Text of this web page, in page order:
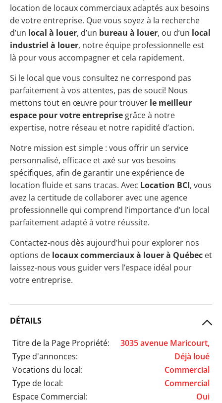
location de locaux commerciaux adaptés aux besoins
de votre entreprise. Que vous soyez à la recherche
d’un local à louer, d’un bureau à louer, ou d’un local
industriel à louer, notre équipe professionnelle est
là pour vous accompagner et cela rapidement.
Si le local que vous consultez ne correspond pas
parfaitement à vos attentes, pas de souci! Nous
mettons tout en œuvre pour trouver le meilleur
espace pour votre entreprise grâce à notre
expertise, notre réseau et notre rapidité d’action.
Notre mission est simple : vous offrir un service
personnalisé, efficace et axé sur vos besoins
spécifiques, afin de garantir une expérience de
location fluide et sans tracas. Avec Location BCI, vous
avez la certitude de collaborer avec une agence
professionnelle qui comprend l’importance d’un local
parfaitement adapté à votre réussite.
Contactez-nous dès aujourd’hui pour explorer nos
options de locaux commerciaux à louer à Québec et
laissez-nous vous guider vers l’espace idéal pour
votre entreprise.
DÉTAILS
Titre de la Page Propriété:
3035 avenue Maricourt,
Type d'annonces:
Déjà loué
Vocations du local:
Commercial
Type de local:
Commercial
Espace Commercial:
Oui